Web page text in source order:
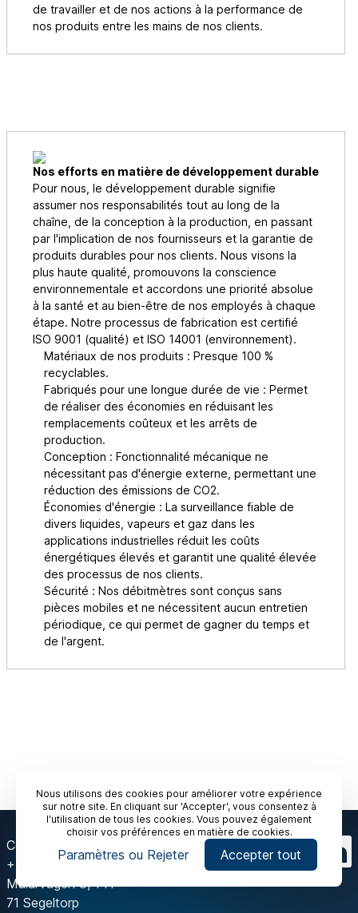
de travailler et de nos actions à la performance de
nos produits entre les mains de nos clients.
Nos efforts en matière de développement durable
Pour nous, le développement durable signifie
assumer nos responsabilités tout au long de la
chaîne, de la conception à la production, en passant
par l'implication de nos fournisseurs et la garantie de
produits durables pour nos clients. Nous visons la
plus haute qualité, promouvons la conscience
environnementale et accordons une priorité absolue
à la santé et au bien-être de nos employés à chaque
étape. Notre processus de fabrication est certifié
ISO 9001 (qualité) et ISO 14001 (environnement).
Matériaux de nos produits : Presque 100 %
recyclables.
Fabriqués pour une longue durée de vie : Permet
de réaliser des économies en réduisant les
remplacements coûteux et les arrêts de
production.
Conception : Fonctionnalité mécanique ne
nécessitant pas d'énergie externe, permettant une
réduction des émissions de CO2.
Économies d'énergie : La surveillance fiable de
divers liquides, vapeurs et gaz dans les
applications industrielles réduit les coûts
énergétiques élevés et garantit une qualité élevée
des processus de nos clients.
Sécurité : Nos débitmètres sont conçus sans
pièces mobiles et ne nécessitent aucun entretien
périodique, ce qui permet de gagner du temps et
de l'argent.
Nous utilisons des cookies pour améliorer votre expérience
sur notre site. En cliquant sur 'Accepter', vous consentez à
l'utilisation de tous les cookies. Vous pouvez également
choisir vos préférences en matière de cookies.
Paramètres ou Rejeter Accepter tout
Contactez-nous
+46 8 603 07 70
Mälarvägen 3, 141
71 Segeltorp